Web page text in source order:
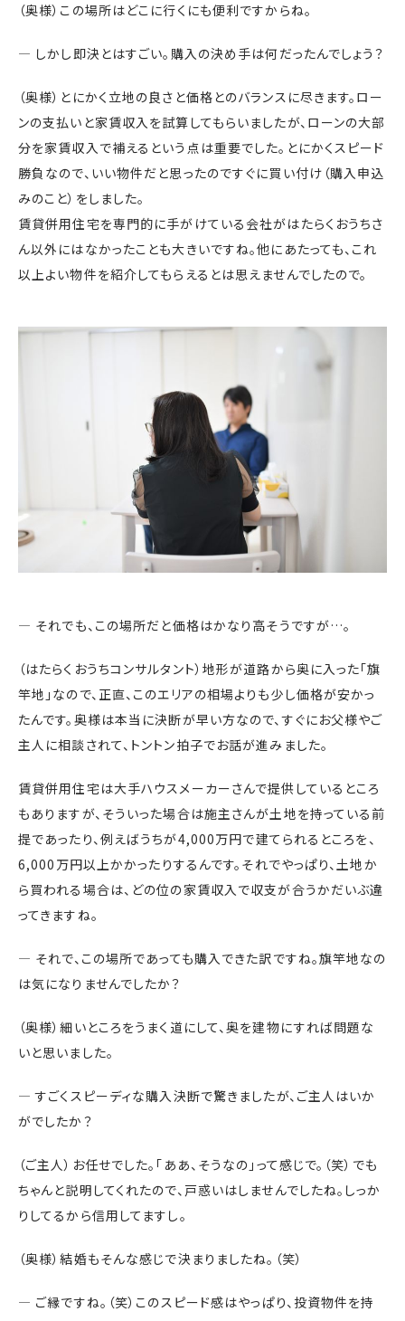
（奥様）この場所はどこに行くにも便利ですからね。
― しかし即決とはすごい。購入の決め手は何だったんでしょう？
（奥様）とにかく立地の良さと価格とのバランスに尽きます。ロー
ンの支払いと家賃収入を試算してもらいましたが、ローンの大部
分を家賃収入で補えるという点は重要でした。とにかくスピード
勝負なので、いい物件だと思ったのですぐに買い付け（購入申込
みのこと）をしました。
賃貸併用住宅を専門的に手がけている会社がはたらくおうちさ
ん以外にはなかったことも大きいですね。他にあたっても、これ
以上よい物件を紹介してもらえるとは思えませんでしたので。
― それでも、この場所だと価格はかなり高そうですが…。
（はたらくおうちコンサルタント）地形が道路から奥に入った「旗
竿地」なので、正直、このエリアの相場よりも少し価格が安かっ
たんです。奥様は本当に決断が早い方なので、すぐにお父様やご
主人に相談されて、トントン拍子でお話が進みました。
賃貸併用住宅は大手ハウスメーカーさんで提供しているところ
もありますが、そういった場合は施主さんが土地を持っている前
提であったり、例えばうちが4,000万円で建てられるところを、
6,000万円以上かかったりするんです。それでやっぱり、土地か
ら買われる場合は、どの位の家賃収入で収支が合うかだいぶ違
ってきますね。
― それで、この場所であっても購入できた訳ですね。旗竿地なの
は気になりませんでしたか？
（奥様）細いところをうまく道にして、奥を建物にすれば問題な
いと思いました。
― すごくスピーディな購入決断で驚きましたが、ご主人はいか
がでしたか？
（ご主人）お任せでした。「ああ、そうなの」って感じで。（笑）でも
ちゃんと説明してくれたので、戸惑いはしませんでしたね。しっか
りしてるから信用してますし。
（奥様）結婚もそんな感じで決まりましたね。（笑）
― ご縁ですね。（笑）このスピード感はやっぱり、投資物件を持